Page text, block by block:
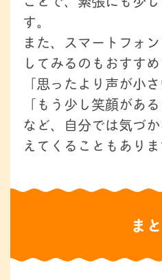
す。
また、スマートフォ
してみるのもおすすめ
「思ったより声が小さ
「もう少し笑顔があ
など、自分では気づ
えてくることもありま
ま